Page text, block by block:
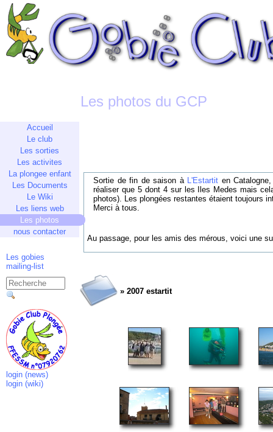
Les photos du GCP
Accueil
Le club
Les sorties
Les activites
La plongee enfant
Les Documents
Le Wiki
Les liens web
Les photos
nous contacter
Les gobies
mailing-list
login (news)
login (wiki)
Sortie de fin de saison à L'Estartit en
réaliser que 5 dont 4 sur les Iles Medes mais
photos). Les plongées restantes étaient toujours
Merci à tous.
Au passage, pour les amis des mérous, voici une
» 2007 estartit